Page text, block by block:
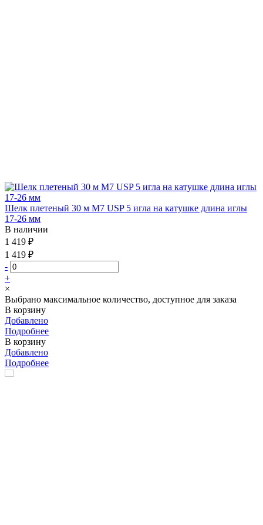
Шелк плетеный 30 м М7 USP 5 игла на катушке длина иглы
17-26 мм
В наличии
1 419 ₽
1 419 ₽
-
+
×
Выбрано максимальное количество, доступное для заказа
В корзину
Добавлено
Подробнее
В корзину
Добавлено
Подробнее